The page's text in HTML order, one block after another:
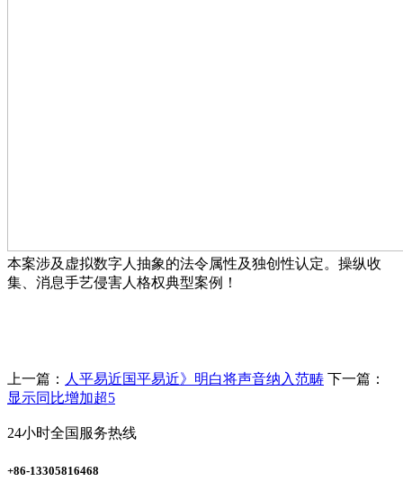
本案涉及虚拟数字人抽象的法令属性及独创性认定。操纵收
集、消息手艺侵害人格权典型案例！
上一篇： 人平易近国平易近》明白将声音纳入范畴 下一篇：
显示同比增加超5
24小时全国服务热线
+86-13305816468